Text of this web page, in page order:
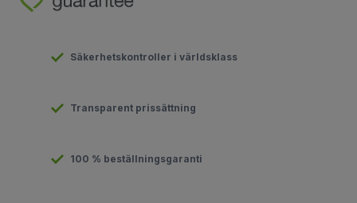
Säkerhetskontroller i världsklass
Transparent prissättning
100 % beställningsgaranti